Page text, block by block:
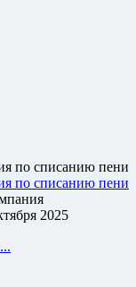
по списанию пени
по списанию пени
2025